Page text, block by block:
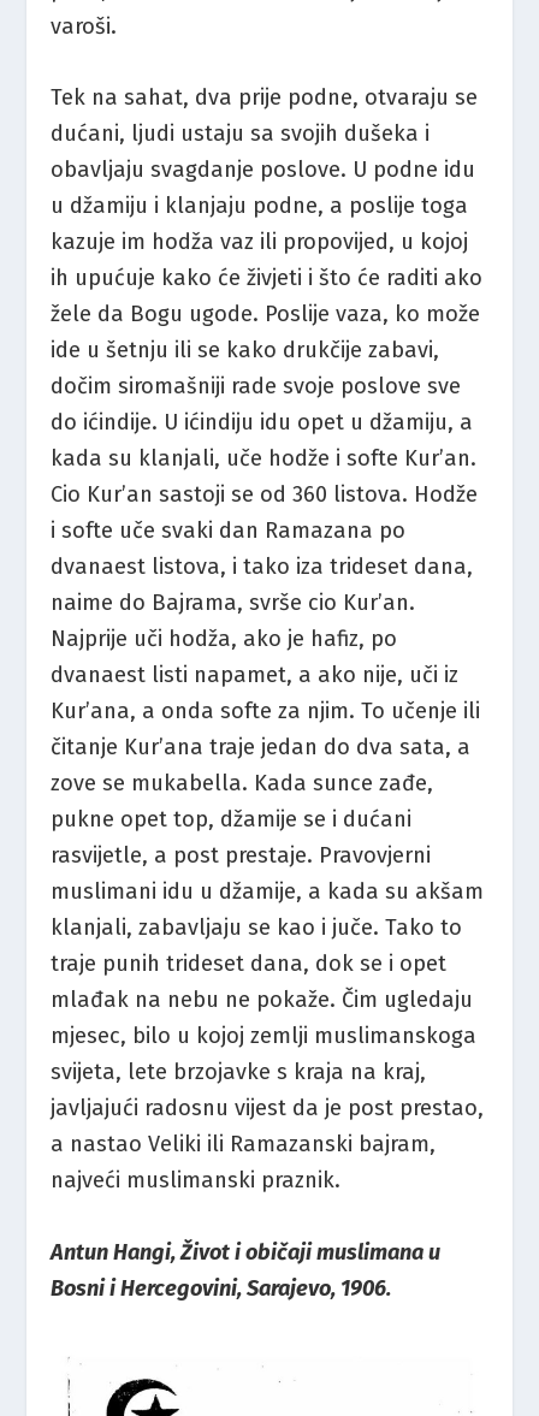
varoši.
Tek na sahat, dva prije podne, otvaraju se
dućani, ljudi ustaju sa svojih dušeka i
obavljaju svagdanje poslove. U podne idu
u džamiju i klanjaju podne, a poslije toga
kazuje im hodža vaz ili propovijed, u kojoj
ih upućuje kako će živjeti i što će raditi ako
žele da Bogu ugode. Poslije vaza, ko može
ide u šetnju ili se kako drukčije zabavi,
dočim siromašniji rade svoje poslove sve
do ićindije. U ićindiju idu opet u džamiju, a
kada su klanjali, uče hodže i softe Kur’an.
Cio Kur’an sastoji se od 360 listova. Hodže
i softe uče svaki dan Ramazana po
dvanaest listova, i tako iza trideset dana,
naime do Bajrama, svrše cio Kur’an.
Najprije uči hodža, ako je hafiz, po
dvanaest listi napamet, a ako nije, uči iz
Kur’ana, a onda softe za njim. To učenje ili
čitanje Kur’ana traje jedan do dva sata, a
zove se mukabella. Kada sunce zađe,
pukne opet top, džamije se i dućani
rasvijetle, a post prestaje. Pravovjerni
muslimani idu u džamije, a kada su akšam
klanjali, zabavljaju se kao i juče. Tako to
traje punih trideset dana, dok se i opet
mlađak na nebu ne pokaže. Čim ugledaju
mjesec, bilo u kojoj zemlji muslimanskoga
svijeta, lete brzojavke s kraja na kraj,
javljajući radosnu vijest da je post prestao,
a nastao Veliki ili Ramazanski bajram,
najveći muslimanski praznik.
Antun Hangi, Život i običaji muslimana u
Bosni i Hercegovini, Sarajevo, 1906.